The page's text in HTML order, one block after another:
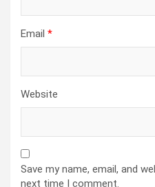
Email *
Website
Save my name, email, and
next time I comment.